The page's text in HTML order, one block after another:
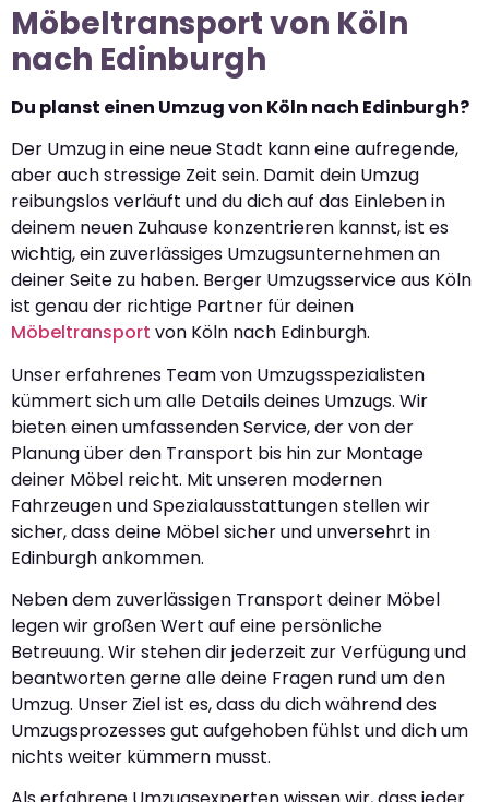
Möbeltransport von Köln
nach Edinburgh
Du planst einen Umzug von Köln nach Edinburgh?
Der Umzug in eine neue Stadt kann eine aufregende,
aber auch stressige Zeit sein. Damit dein Umzug
reibungslos verläuft und du dich auf das Einleben in
deinem neuen Zuhause konzentrieren kannst, ist es
wichtig, ein zuverlässiges Umzugsunternehmen an
deiner Seite zu haben. Berger Umzugsservice aus Köln
ist genau der richtige Partner für deinen
Möbeltransport von Köln nach Edinburgh.
Unser erfahrenes Team von Umzugsspezialisten
kümmert sich um alle Details deines Umzugs. Wir
bieten einen umfassenden Service, der von der
Planung über den Transport bis hin zur Montage
deiner Möbel reicht. Mit unseren modernen
Fahrzeugen und Spezialausstattungen stellen wir
sicher, dass deine Möbel sicher und unversehrt in
Edinburgh ankommen.
Neben dem zuverlässigen Transport deiner Möbel
legen wir großen Wert auf eine persönliche
Betreuung. Wir stehen dir jederzeit zur Verfügung und
beantworten gerne alle deine Fragen rund um den
Umzug. Unser Ziel ist es, dass du dich während des
Umzugsprozesses gut aufgehoben fühlst und dich um
nichts weiter kümmern musst.